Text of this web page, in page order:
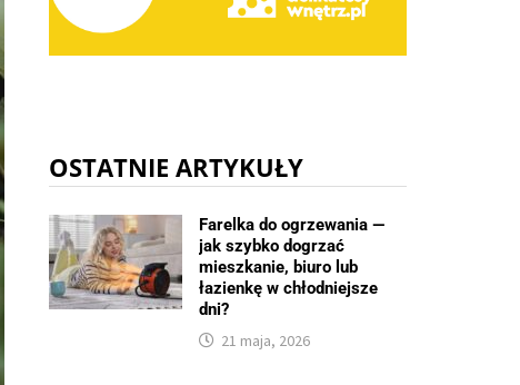
OSTATNIE ARTYKUŁY
Farelka do ogrzewania —
jak szybko dogrzać
mieszkanie, biuro lub
łazienkę w chłodniejsze
dni?
21 maja, 2026